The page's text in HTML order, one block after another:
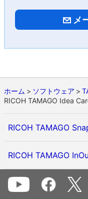
メ
ホーム ソフトウェア
RICOH TAMAGO Idea
RICOH TAMAGO
RICOH TAMAGO